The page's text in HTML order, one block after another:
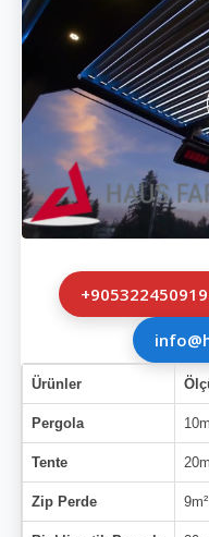
+905322450919
Ürünler
Pergola
Tente
Zip Perde 9m²